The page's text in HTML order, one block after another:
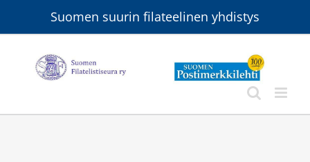
Suomen suurin filateelinen yhdistys